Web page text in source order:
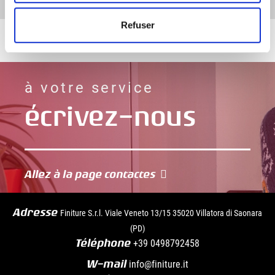
Refuser
Allez à la page contactes
Adresse Finiture S.r.l. Viale Veneto 13/15 35020 Villatora di Saonara
(PD)
Téléphone+39 0498792458
W-mail info@finiture.it